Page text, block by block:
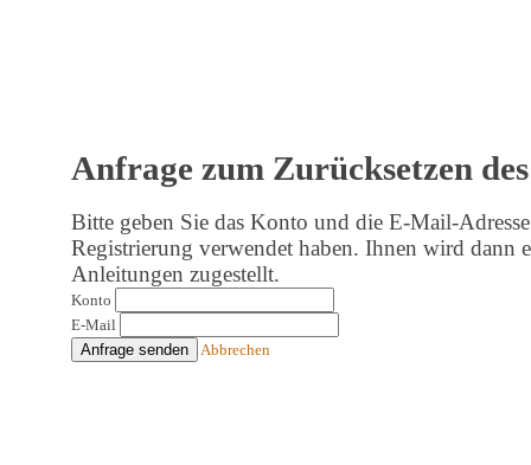
Anfrage zum Zurücksetzen
Bitte geben Sie das Konto und die E-Mail-
Registrierung verwendet haben. Ihnen wird dann
Anleitungen zugestellt.
Konto
E-Mail
Anfrage senden
Abbrechen